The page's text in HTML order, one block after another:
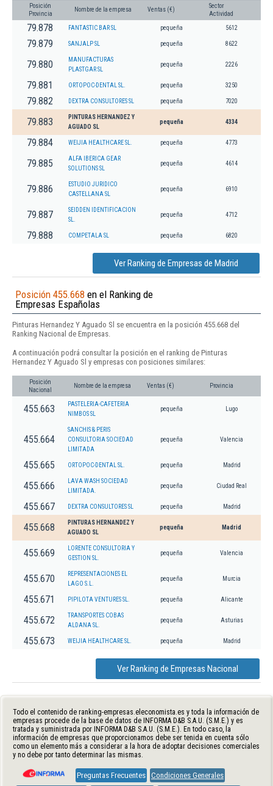
Posición
Provincia
Nombre de la empresa Ventas (€)
Sector
Actividad
79.878 FANTASTIC BAR SL pequeña 5612
79.879 SANJALP SL pequeña 8622
79.880
MANUFACTURAS
PLASTGAR SL
pequeña 2226
79.881 ORTOPOC-DENTAL SL. pequeña 3250
79.882 DEXTRA CONSULTORES SL pequeña 7020
79.883
PINTURAS HERNANDEZ Y
AGUADO SL
pequeña 4334
79.884 WEIJIA HEALTHCARE SL. pequeña 4773
79.885
ALFA IBERICA GEAR
SOLUTIONS SL
pequeña 4614
79.886
ESTUDIO JURIDICO
CASTELLANA SL
pequeña 6910
79.887
SEIDDEN IDENTIFICACION
SL.
pequeña 4712
79.888 COMPETALA SL pequeña 6820
Ver Ranking de Empresas de Madrid
Posición 455.668 en el Ranking de
Empresas Españolas
Pinturas Hernandez Y Aguado Sl se encuentra en la posición 455.668 del
Ranking Nacional de Empresas.
A continuación podrá consultar la posición en el ranking de Pinturas
Hernandez Y Aguado Sl y empresas con posiciones similares:
Posición
Nacional
Nombre de la empresa Ventas (€) Provincia
455.663
PASTELERIA-CAFETERIA
NIMBOS SL
pequeña Lugo
455.664
SANCHIS & PERIS
CONSULTORIA SOCIEDAD
LIMITADA
pequeña Valencia
455.665 ORTOPOC-DENTAL SL. pequeña Madrid
455.666
LAVA WASH SOCIEDAD
LIMITADA.
pequeña Ciudad Real
455.667 DEXTRA CONSULTORES SL pequeña Madrid
455.668
PINTURAS HERNANDEZ Y
AGUADO SL
pequeña Madrid
455.669
LORENTE CONSULTORIA Y
GESTION SL.
pequeña Valencia
455.670
REPRESENTACIONES EL
LAGO S.L.
pequeña Murcia
455.671 PIPILOTA VENTURES SL. pequeña Alicante
455.672
TRANSPORTES COBAS
ALDANA SL.
pequeña Asturias
455.673 WEIJIA HEALTHCARE SL. pequeña Madrid
Ver Ranking de Empresas Nacional
Todo el contenido de ranking-empresas.eleconomista.es y toda la información de
empresas procede de la base de datos de INFORMA D&B S.A.U. (S.M.E.) y es
tratada y suministrada por INFORMA D&B S.A.U. (S.M.E.). En todo caso, la
información de empresas que proporcionamos debe ser tenida en cuenta sólo
como un elemento más a considerar a la hora de adoptar decisiones comerciales
y no debe por tanto determinar las mismas.
Preguntas Frecuentes Condiciones Generales